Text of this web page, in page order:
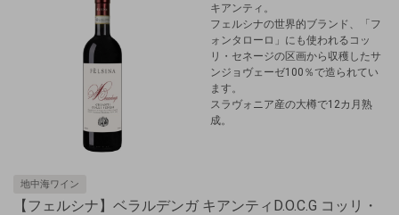
キアンティ。
フェルシナの世界的ブランド、「フ
ォンタローロ」にも使われるコッ
リ・セネージの区画から収穫したサ
ンジョヴェーゼ100％で造られてい
ます。
スラヴォニア産の大樽で12カ月熟
成。
地中海ワイン
【フェルシナ】ベラルデンガ キアンティD.O.C.G コッリ・